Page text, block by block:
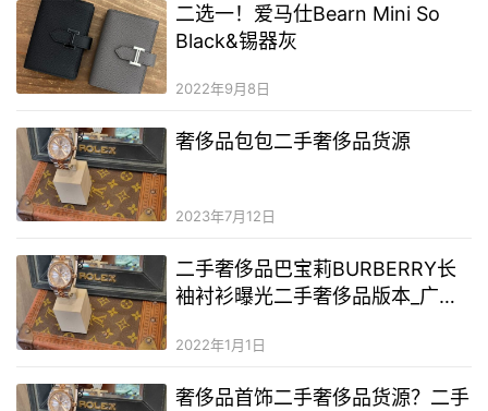
二选一！爱马仕Bearn Mini So
Black&锡器灰
2022年9月8日
奢侈品包包二手奢侈品货源
2023年7月12日
二手奢侈品巴宝莉BURBERRY长
袖衬衫曝光二手奢侈品版本_广州
2022年1月1日
奢侈品首饰二手奢侈品货源？二手